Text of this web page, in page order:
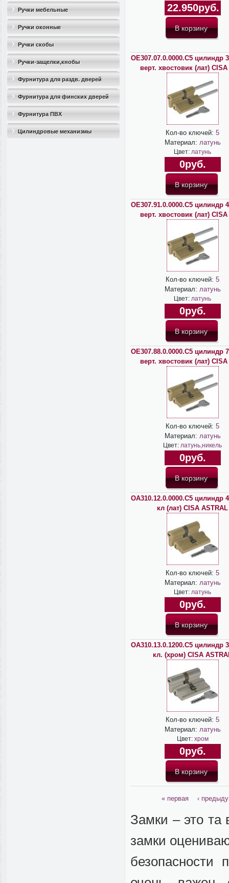
Ручки мебельные
Ручки оконные
Ручки скобы
Ручки-защелки,кнобы
Фурнитура для раздв. дверей
Фурнитура для финских дверей
Фурнитура ПВХ
Цилиндровые механизмы
22.950руб.
OЕ307.07.0.0000.C5 цилиндр
верт. хвостовик (лат)
Кол-во ключей: 5
Материал: латунь
Цвет: латунь
0руб.
OЕ307.91.0.0000.C5 цилиндр
верт. хвостовик (лат)
Кол-во ключей: 5
Материал: латунь
Цвет: латунь
0руб.
OЕ307.88.0.0000.C5 цилиндр
верт. хвостовик (лат)
Кол-во ключей: 5
Материал: латунь
Цвет: латунь,никель
0руб.
OA310.12.0.0000.C5 цилиндр
кл (лат) CISA ASTRAL
Кол-во ключей: 5
Материал: латунь
Цвет: латунь
0руб.
OA310.13.0.1200.C5 цилиндр
кл. (хром) CISA
Кол-во ключей: 5
Материал: латунь
Цвет: хром
0руб.
« первая ‹
Замки – это та
замки